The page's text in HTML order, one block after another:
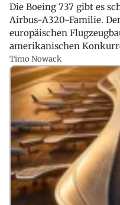
Die Boeing 737 gibt es
Airbus-A320-Familie.
europäischen
amerikanischen
Timo Nowack